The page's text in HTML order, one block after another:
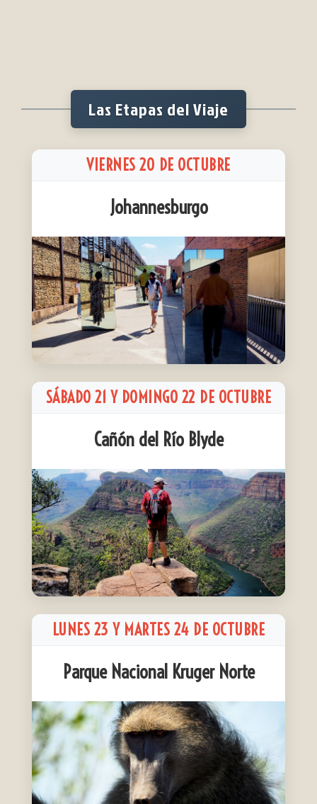
Las Etapas del Viaje
VIERNES 20 DE OCTUBRE
Johannesburgo
SÁBADO 21 Y DOMINGO 22 DE OCTUBRE
Cañón del Río Blyde
LUNES 23 Y MARTES 24 DE OCTUBRE
Parque Nacional Kruger Norte